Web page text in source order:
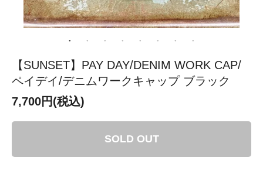
【SUNSET】PAY DAY/DENIM WORK CAP/
ペイデイ/デニムワークキャップ ブラック
7,700円(税込)
SOLD OUT